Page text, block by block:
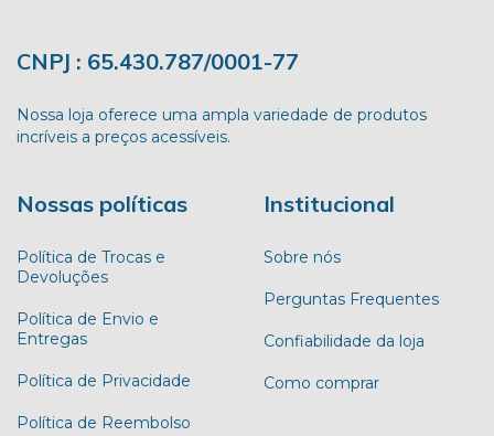
CNPJ : 65.430.787/0001-77
Nossa loja oferece uma ampla variedade de produtos
incríveis a preços acessíveis.
Nossas políticas
Política de Trocas e
Devoluções
Política de Envio e
Entregas
Política de Privacidade
Política de Reembolso
Institucional
Sobre nós
Perguntas Frequentes
Confiabilidade da loja
Como comprar